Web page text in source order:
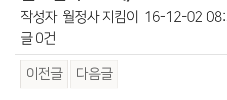
작성자 월정사 지킴이
16-12-02
글 0건
이전글 다음글